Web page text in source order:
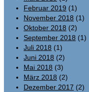
Februar 2019 (1)
November 2018 (1)
Oktober 2018 (2)
September 2018 (1)
Juli 2018 (1)
Juni 2018 (2)
Mai 2018 (3)
März 2018 (2)
Dezember 2017 (2)